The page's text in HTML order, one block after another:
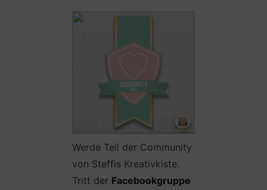
Werde Teil der Community
von Steffis Kreativkiste.
Tritt der Facebookgruppe